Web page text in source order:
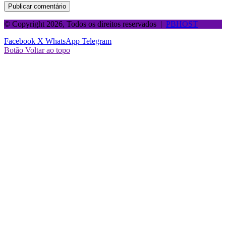
© Copyright 2026, Todos os direitos reservados | PBHOST
Facebook X WhatsApp Telegram
Botão Voltar ao topo